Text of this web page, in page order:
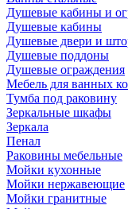
Душевые кабины и
Душевые кабины
Душевые двери и
Душевые поддоны
Душевые ограждения
Мебель для ванных
Тумба под раковину
Зеркальные шкафы
Зеркала
Пенал
Раковины мебельные
Мойки кухонные
Мойки нержавеющие
Мойки гранитные